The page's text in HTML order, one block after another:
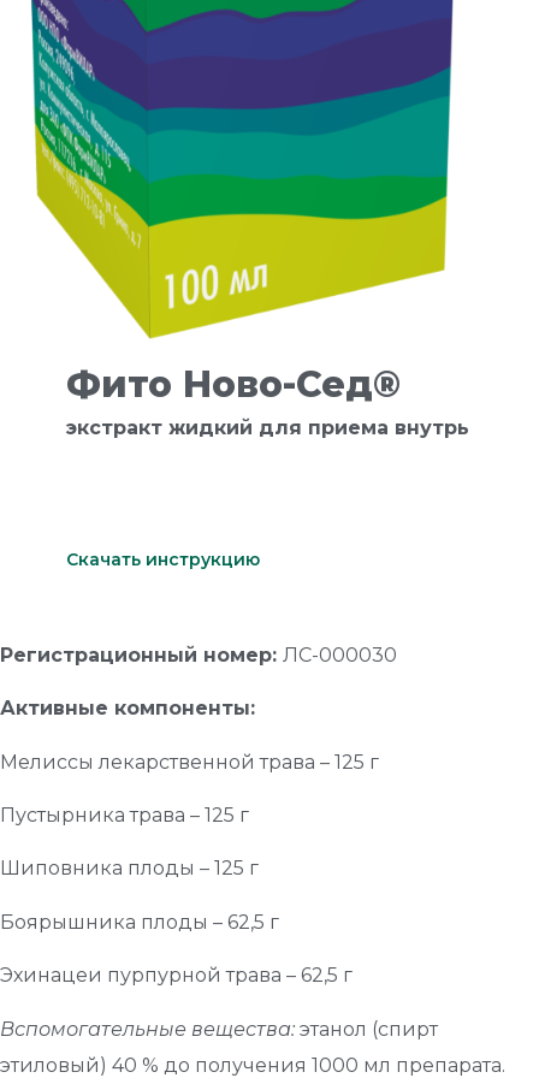
Фито Ново-Сед®
экстракт жидкий для приема внутрь
Скачать инструкцию
Регистрационный номер: ЛС-000030
Активные компоненты:
Мелиссы лекарственной трава – 125 г
Пустырника трава – 125 г
Шиповника плоды – 125 г
Боярышника плоды – 62,5 г
Эхинацеи пурпурной трава – 62,5 г
Вспомогательные вещества: этанол (спирт
этиловый) 40 % до получения 1000 мл препарата.